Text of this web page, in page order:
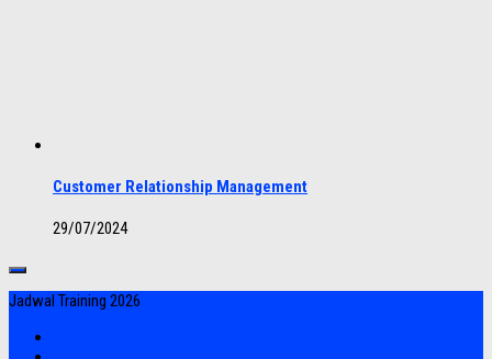
Customer Relationship Management
29/07/2024
Jadwal Training 2026